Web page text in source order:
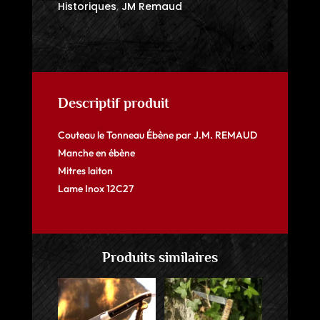
Historiques, JM Remaud
Descriptif produit
Couteau le Tonneau Ébène par J.M. REMAUD
Manche en ébène
Mitres laiton
Lame Inox 12C27
Produits similaires